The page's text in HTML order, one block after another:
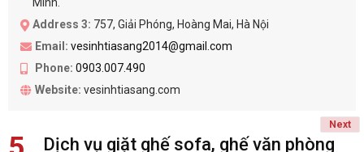
Address 3: 757, Giải Phóng, Hoàng Mai, Hà Nội
Email: vesinhtiasang2014@gmail.com
Phone: 0903.007.490
Website: vesinhtiasang.com
Next
Dịch vụ giặt ghế sofa, ghế văn phòng